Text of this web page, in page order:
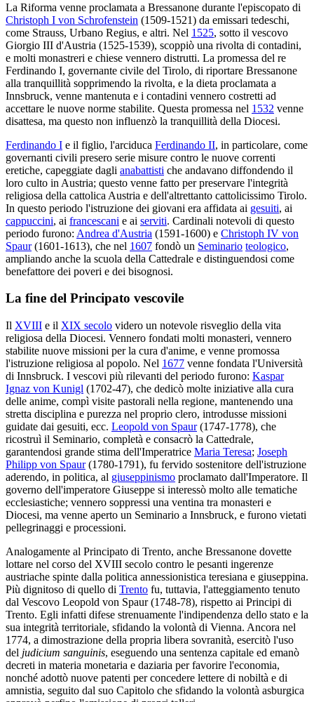
La Riforma venne proclamata a Bressanone durante l'episcopato di
Christoph I von Schrofenstein (1509-1521) da emissari tedeschi,
come Strauss, Urbano Regius, e altri. Nel 1525, sotto il vescovo
Giorgio III d'Austria (1525-1539), scoppiò una rivolta di contadini,
e molti monastreri e chiese vennero distrutti. La promessa del re
Ferdinando I, governante civile del Tirolo, di riportare Bressanone
alla tranquillità sopprimendo la rivolta, e la dieta proclamata a
Innsbruck, venne mantenuta e i contadini vennero costretti ad
accettare le nuove norme stabilite. Questa promessa nel 1532 venne
disattesa, ma questo non influenzò la tranquillità della Diocesi.
Ferdinando I e il figlio, l'arciduca Ferdinando II, in particolare, come
governanti civili presero serie misure contro le nuove correnti
eretiche, capeggiate dagli anabattisti che andavano diffondendo il
loro culto in Austria; questo venne fatto per preservare l'integrità
religiosa della cattolica Austria e dell'altrettanto cattolicissimo Tirolo.
In questo periodo l'istruzione dei giovani era affidata ai gesuiti, ai
cappuccini, ai francescani e ai serviti. Cardinali notevoli di questo
periodo furono: Andrea d'Austria (1591-1600) e Christoph IV von
Spaur(1601-1613), che nel 1607 fondò un Seminario teologico,
ampliando anche la scuola della Cattedrale e distinguendosi come
benefattore dei poveri e dei bisognosi.
La fine del Principato vescovile
Il XVIII e il XIX secolo videro un notevole risveglio della vita
religiosa della Diocesi. Vennero fondati molti monasteri, vennero
stabilite nuove missioni per la cura d'anime, e venne promossa
l'istruzione religiosa al popolo. Nel 1677 venne fondata l'Università
di Innsbruck. I vescovi più rilevanti del periodo furono: Kaspar
Ignaz von Kunigl (1702-47), che dedicò molte iniziative alla cura
delle anime, compì visite pastorali nella regione, mantenendo una
stretta disciplina e purezza nel proprio clero, introdusse missioni
guidate dai gesuiti, ecc. Leopold von Spaur(1747-1778), che
ricostruì il Seminario, completà e consacrò la Cattedrale,
garantendosi grande stima dell'Imperatrice Maria Teresa; Joseph
Philipp von Spaur(1780-1791), fu fervido sostenitore dell'istruzione
aderendo, in politica, al giuseppinismo proclamato dall'Imperatore. Il
governo dell'imperatore Giuseppe si interessò molto alle tematiche
ecclesiastiche; vennero soppressi una ventina tra monasteri e
Diocesi, ma venne aperto un Seminario a Innsbruck, e furono vietati
pellegrinaggi e processioni.
Analogamente al Principato di Trento, anche Bressanone dovette
lottare nel corso del XVIII secolo contro le pesanti ingerenze
austriache spinte dalla politica annessionistica teresiana e giuseppina.
Più dignitoso di quello di Trento fu, tuttavia, l'atteggiamento tenuto
dal Vescovo Leopold von Spaur (1748-78), rispetto ai Principi di
Trento. Egli infatti difese strenuamente l'indipendenza dello stato e la
sua integrità territoriale, sfidando la volontà di Vienna. Ancora nel
1774, a dimostrazione della propria libera sovranità, esercitò l'uso
del judicium sanguinis, eseguendo una sentenza capitale ed emanò
decreti in materia monetaria e daziaria per favorire l'economia,
nonché adottò nuove patenti per concedere lettere di nobiltà e di
amnistia, seguito dal suo Capitolo che sfidando la volontà asburgica